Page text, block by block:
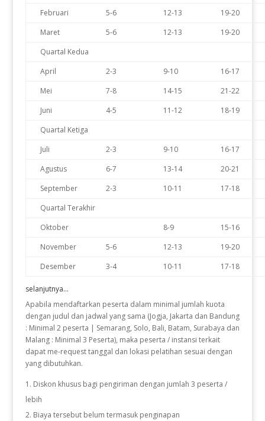
Februari
5-6 12-13
19-20
Maret
5-6 12-13
19-20
Quartal Kedua
April
2-3 9-10
16-17
Mei
7-8 14-15
21-22
Juni
4-5 11-12
18-19
Quartal Ketiga
Juli
2-3 9-10
16-17
Agustus
6-7 13-14
20-21
September
2-3 10-11
17-18
Quartal Terakhir
Oktober
8-9
15-16
November
5-6 12-13
19-20
Desember
3-4 10-11 17-18
selanjutnya...
Apabila mendaftarkan peserta dalam minimal jumlah kuota
dengan judul dan jadwal yang sama (Jogja, Jakarta dan Bandung
: Minimal 2 peserta | Semarang, Solo, Bali, Batam, Surabaya dan
Malang : Minimal 3 Peserta), maka peserta / instansi terkait
dapat me-request tanggal dan lokasi pelatihan sesuai dengan
yang dibutuhkan.
Diskon khusus bagi pengiriman dengan jumlah 3 peserta /
lebih
Biaya tersebut belum termasuk penginapan